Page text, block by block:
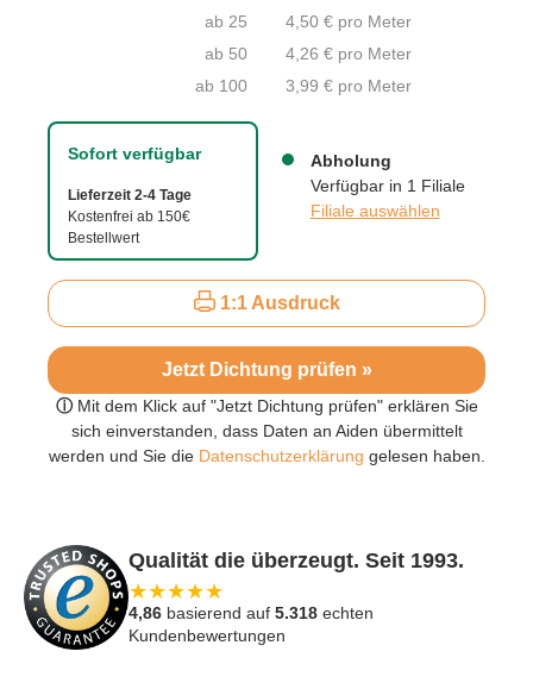
1:1 Ausdruck
Jetzt Dichtung prüfen »
ⓘ Mit dem Klick auf "Jetzt Dichtung prüfen" erklären Sie
sich einverstanden, dass Daten an Aiden übermittelt
werden und Sie dieDatenschutzerklärung gelesen haben.
Sofort verfügbar
Lieferzeit 2-4 Tage
Kostenfrei ab 150€
Bestellwert
Abholung
Verfügbar in 1 Filiale
Filiale auswählen
ab 25
4,50 € pro Meter
ab 50
4,26 € pro Meter
ab 100
3,99 € pro Meter
Qualität die überzeugt. Seit 1993.
★★★★★
4,86 basierend auf 5.318 echten
Kundenbewertungen